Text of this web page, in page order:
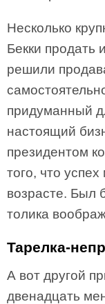
Несколько
Бекки продать
решили
придуманный
настоящий
президентом
того, что
возрасте. Был
толика
Тарелка-
А вот другой
двенадцать